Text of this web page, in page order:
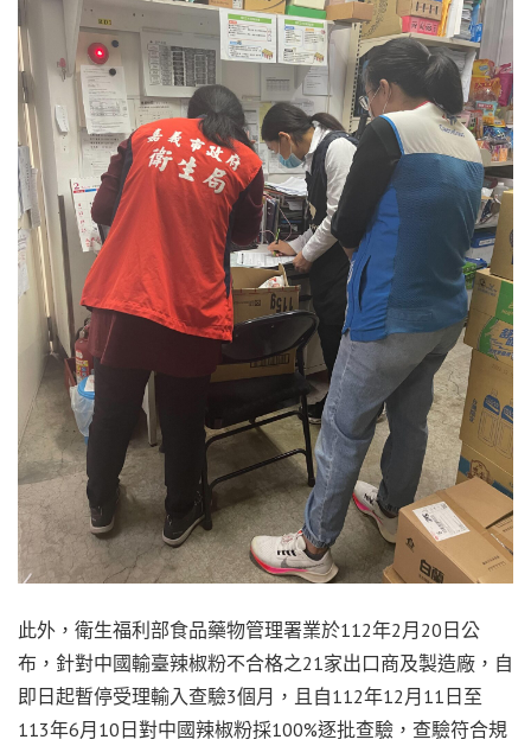
此外，衛生福利部食品藥物管理署業於112年2月20日公
布，針對中國輸臺辣椒粉不合格之21家出口商及製造廠，自
即日起暫停受理輸入查驗3個月，且自112年12月11日至
113年6月10日對中國辣椒粉採100%逐批查驗，查驗符合規